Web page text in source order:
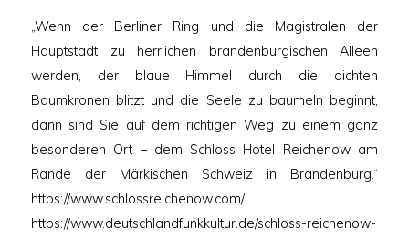
„Wenn der Berliner Ring und die Magistralen der
Hauptstadt zu herrlichen brandenburgischen Alleen
werden, der blaue Himmel durch die dichten
Baumkronen blitzt und die Seele zu baumeln beginnt,
dann sind Sie auf dem richtigen Weg zu einem ganz
besonderen Ort – dem Schloss Hotel Reichenow am
Rande der Märkischen Schweiz in Brandenburg.“
https://www.schlossreichenow.com/
https://www.deutschlandfunkkultur.de/schloss-reichenow-